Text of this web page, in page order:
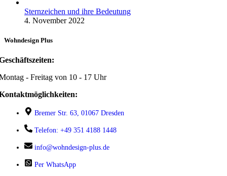
Sternzeichen und ihre Bedeutung
4. November 2022
Wohndesign Plus
- Freitag von 10 - 17 Uhr
Bremer Str. 63, 01067 Dresden
Telefon: +49 351 4188 1448
info@wohndesign-plus.de
Per WhatsApp